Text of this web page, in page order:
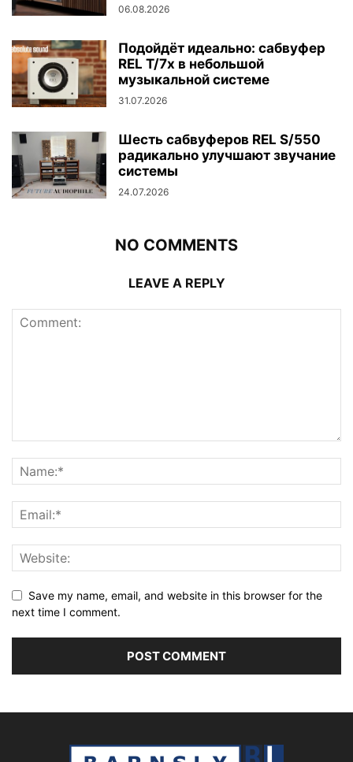
06.08.2026
Подойдёт идеально: сабвуфер
REL T/7x в небольшой
музыкальной системе
31.07.2026
Шесть сабвуферов REL S/550
радикально улучшают звучание
системы
24.07.2026
NO COMMENTS
LEAVE A REPLY
Save my name, email, and website in this browser for the
next time I comment.